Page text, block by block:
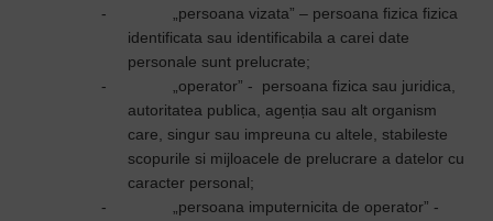
-
„persoana vizata” – persoana fizica fizica
identificata sau identificabila a carei date
personale sunt prelucrate;
-
„operator” - persoana fizica sau juridica,
autoritatea publica, agenția sau alt organism
care, singur sau impreuna cu altele, stabileste
scopurile si mijloacele de prelucrare a datelor cu
caracter personal;
-
„persoana imputernicita de operator” -